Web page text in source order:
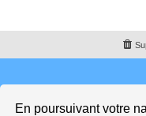
En poursuivant votre
g